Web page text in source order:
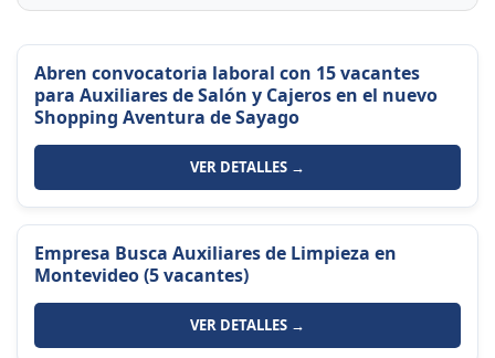
Abren convocatoria laboral con 15 vacantes
para Auxiliares de Salón y Cajeros en el nuevo
Shopping Aventura de Sayago
VER DETALLES →
Empresa Busca Auxiliares de Limpieza en
Montevideo (5 vacantes)
VER DETALLES →